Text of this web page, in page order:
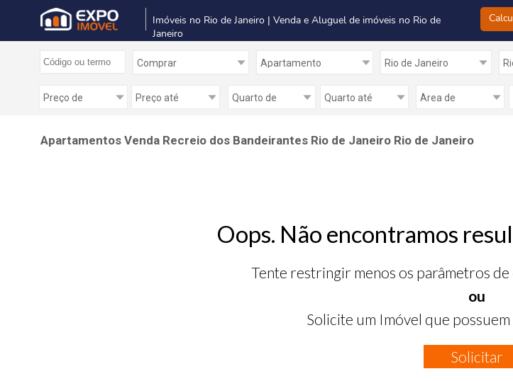
Imóveis no Rio de Janeiro | Venda e Aluguel de imóveis no Rio de
Janeiro
Apartamentos Venda Recreio dos Bandeirantes Rio de Janeiro Rio de Janeiro
Oops. Não encontramos
Tente restringir menos os parâmetros de
ou
Solicite um Imóvel que
Solicitar